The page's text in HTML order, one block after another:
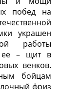
побед на
украшен
работы
ее – щит в
венков.
бойцам
фриз